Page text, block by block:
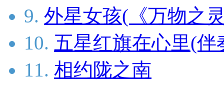
9. 外星女孩(《万物之
10. 五星红旗在心里(伴
11. 相约陇之南